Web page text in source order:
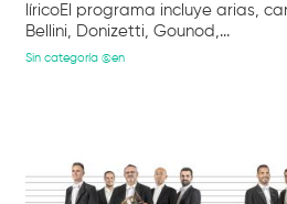
líricoEl programa incluye arias,
Bellini, Donizetti, Gounod,...
Sin categoría @en